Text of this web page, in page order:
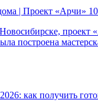
дома | Проект
построена
как получить